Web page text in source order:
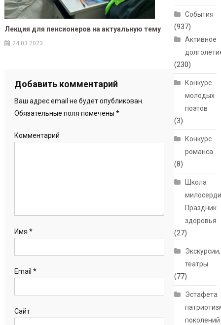
Лекция для пенсионеров на актуальную тему
24.03.2023
Добавить комментарий
Ваш адрес email не будет опубликован.
Обязательные поля помечены *
Комментарий
Имя *
Email *
Сайт
События
(937)
Активное
(230)
Конкурс
молодых
поэтов
(3)
Конкурс
романса
(8)
Школа
Праздник
здоровья
(27)
Экскурсии,
театры
(77)
Эстафета
поколений